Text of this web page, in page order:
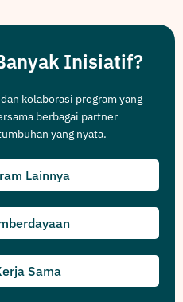
Inisiatif?
kolaborasi program yang
berbagai partner
yang nyata.
Lainnya
Sama